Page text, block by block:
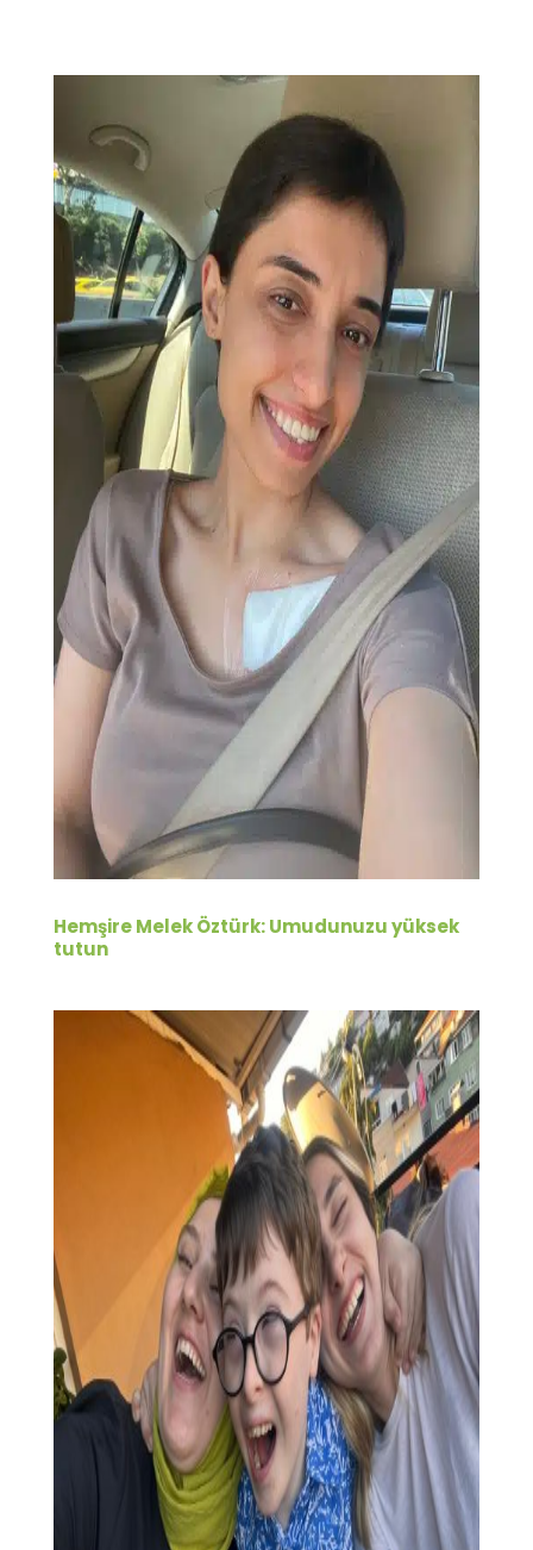
Hemşire Melek Öztürk: Umudunuzu yüksek
tutun